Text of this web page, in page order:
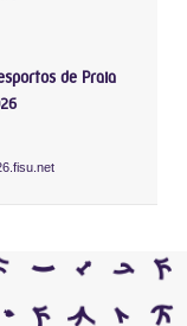
de Praia